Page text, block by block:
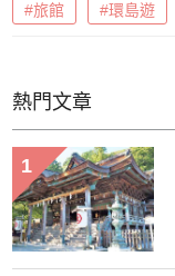
#旅館 #環島遊
熱門文章